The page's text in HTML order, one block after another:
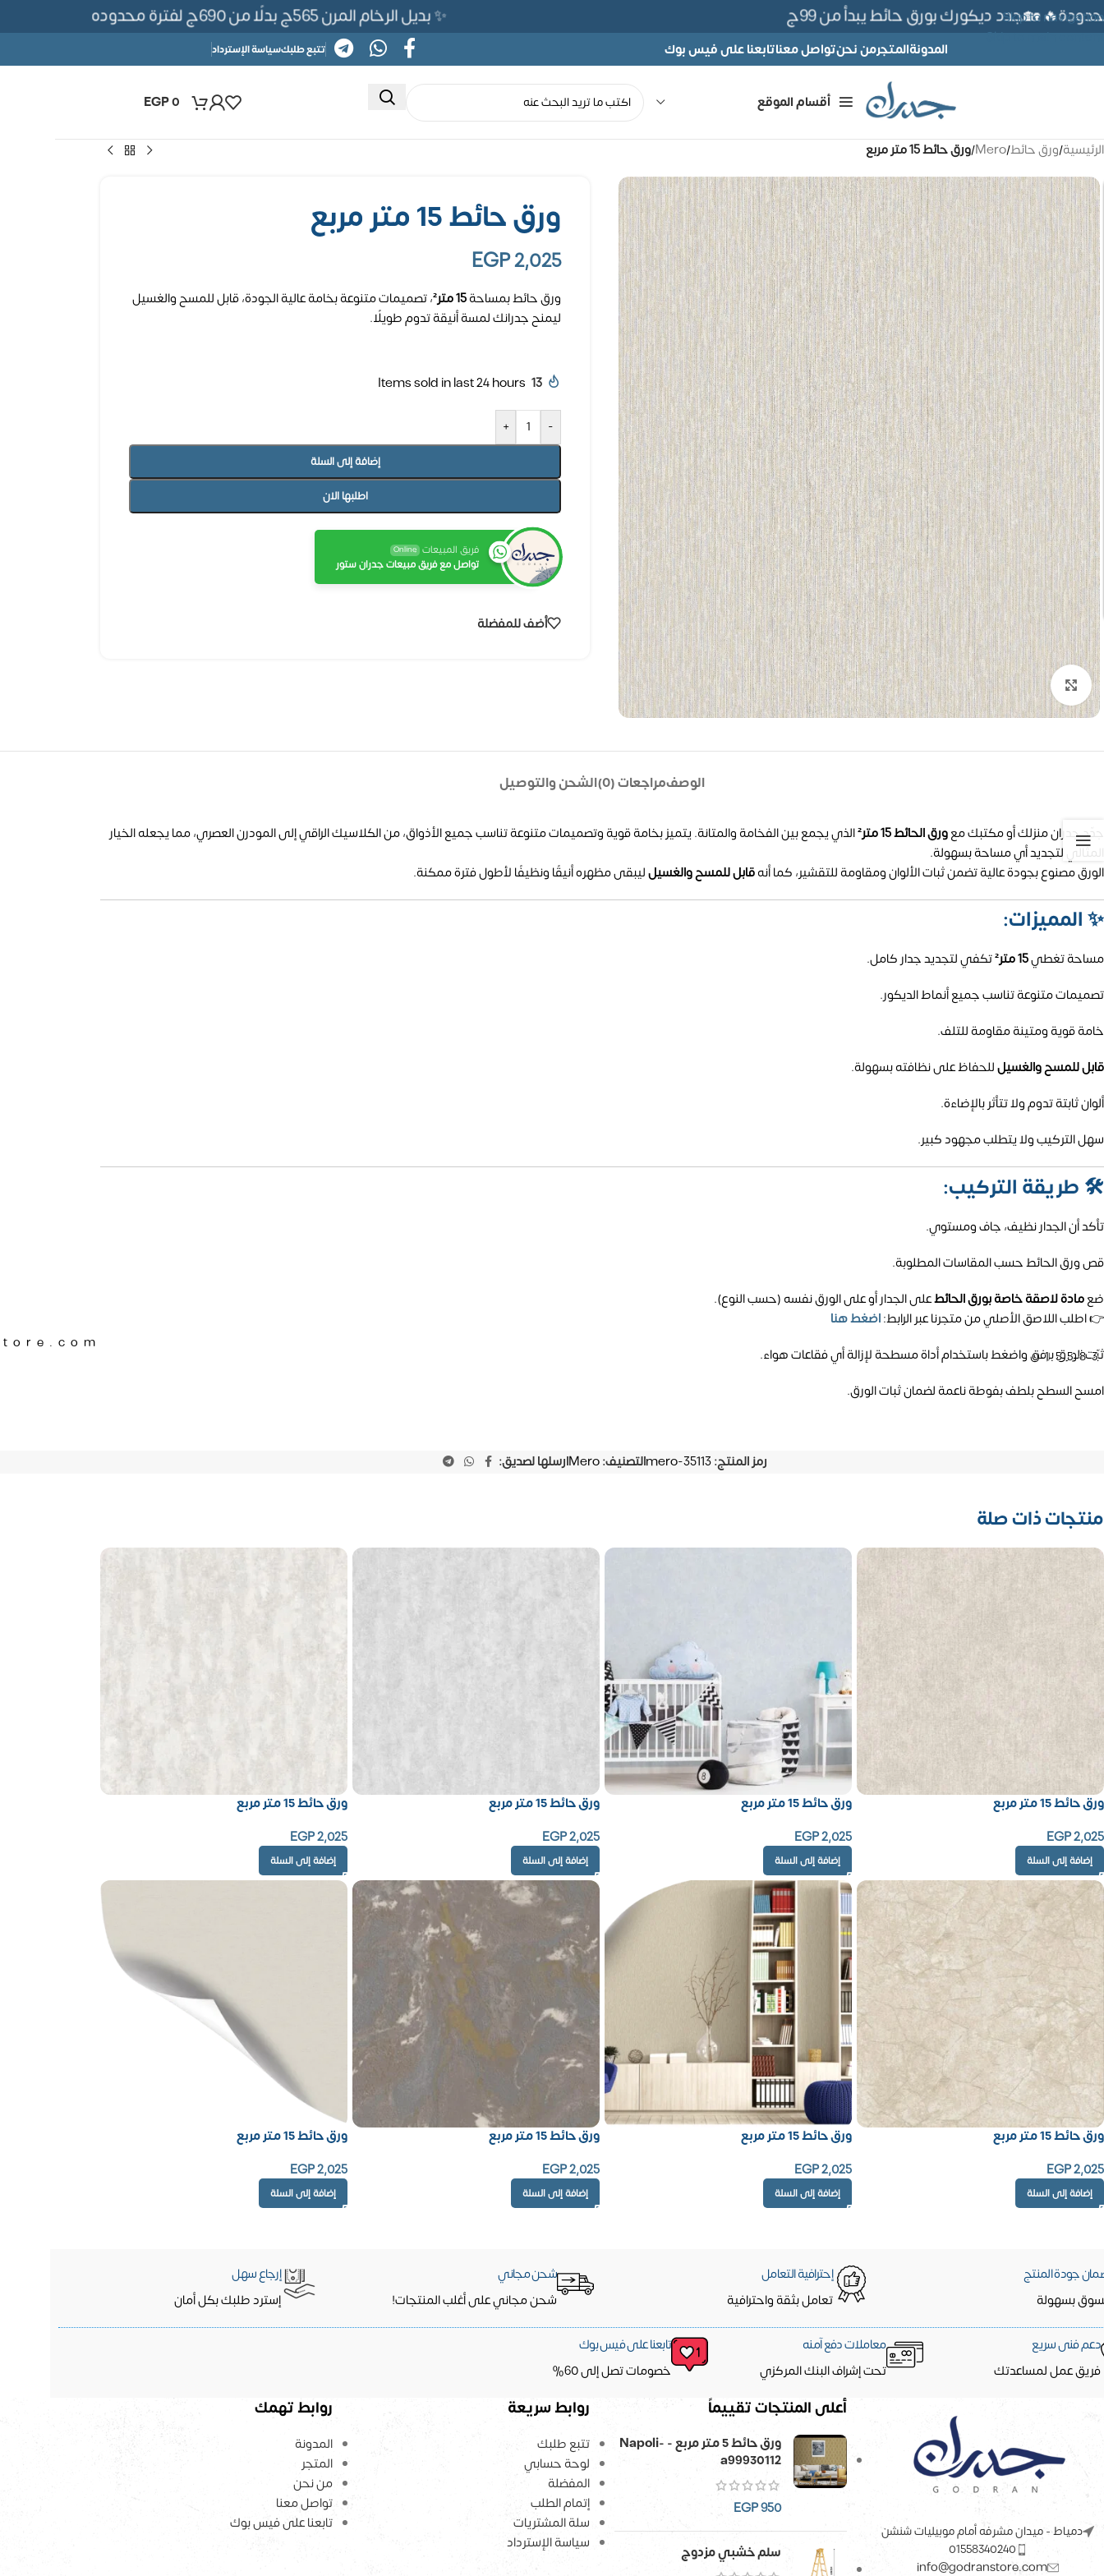
Skip to navigation
Skip to main content
✨ بديل الرخام المرن 565ج بدلًا من 690ج لفترة محدوده 🏡جدد ديكورك بورق حائط يبدأ من 99ج
المدونةالمتجرمن نحنتواصل معناتابعنا على فيس بوك تتبع طلبكسياسة الإسترداد
أقسام الموقع EGP0
الرئيسية/ورق حائط/
Mero
/ورق حائط 15 متر مربع
تكبير الصورة
ورق حائط 15 متر مربع
EGP2,025
ورق حائط بمساحة15 متر²
، تصميمات متنوعة بخامة عالية الجودة، قابل للمسح والغسيل
ليمنح جدرانك لمسة أنيقة تدوم طويلًا.
13
Items sold in last 24 hours
-
+
إضافة إلى السلة
اطلبها الان
فريق المبيعات Online
تواصل مع فريق مبيعات جدران ستور
أضف للمفضلة
الوصفمراجعات (0) الشحن والتوصيل
جدّد جدران منزلك أو مكتبك معورق الحائط 15 متر²
الذي يجمع بين الفخامة والمتانة. يتميز بخامة قوية وتصميمات متنوعة تناسب جميع الأذواق، من الكلاسيك الراقي إلى المودرن العصري، مما يجعله الخيار
المثالي لتجديد أي مساحة بسهولة.
الورق مصنوع بجودة عالية تضمن ثبات الألوان ومقاومة للتقشير، كما أنهقابل للمسح والغسيلليبقى مظهره أنيقًا ونظيفًا لأطول فترة ممكنة.
✨المميزات:
مساحة تغطي15 متر²
تكفي لتجديد جدار كامل.
تصميمات متنوعة تناسب جميع أنماط الديكور.
خامة قوية ومتينة مقاومة للتلف.
قابل للمسح والغسيلللحفاظ على نظافته بسهولة.
ألوان ثابتة تدوم ولا تتأثر بالإضاءة.
سهل التركيب ولا يتطلب مجهود كبير.
🛠️ طريقة التركيب:
تأكد أن الجدار نظيف، جاف ومستوي.
قص ورق الحائط حسب المقاسات المطلوبة.
ضعمادة لاصقة خاصة بورق الحائطعلى الجدار أو على الورق نفسه (حسب النوع).
👉 اطلب اللاصق الأصلي من متجرنا عبر الرابط:اضغط هنا
ثبّت الورق برفق واضغط باستخدام أداة مسطحة لإزالة أي فقاعات هواء.
امسح السطح بلطف بفوطة ناعمة لضمان ثبات الورق.
رمز المنتج:mero-35113التصنيف:Meroارسلها لصديق:
منتجات ذات صلة
ورق حائط 15 متر مربع
EGP2,025
إضافة إلى السلة
ورق حائط 15 متر مربع
EGP2,025
إضافة إلى السلة
ورق حائط 15 متر مربع
EGP2,025
إضافة إلى السلة
ورق حائط 15 متر مربع
EGP2,025
إضافة إلى السلة
ورق حائط 15 متر مربع
EGP2,025
إضافة إلى السلة
ورق حائط 15 متر مربع
EGP2,025
إضافة إلى السلة
ورق حائط 15 متر مربع
EGP2,025
إضافة إلى السلة
ورق حائط 15 متر مربع
EGP2,025
إضافة إلى السلة
جودة المنتج
بسهولة
إحترافية التعامل
تعامل بثقة واحترافية
شحن مجاني
شحن مجاني على أغلب المنتجات!
إرجاع سهل
إسترد طلبك بكل أمان
دعم فنى سريع
فريق عمل لمساعدتك
معاملات دفع آمنه
تحت إشراف البنك المركزي
تابعنا على فيس بوك
خصومات تصل إلى 60%
دمياط - ميدان مشرفه أمام موبيليات شنشن
01558340240
info@godranstore.com
أعلى المنتجات تقييماً
ورق حائط 5 متر مربع - Napoli-
a99930112
EGP950
سلم خشبي مزدوج
روابط سريعة
تتبع طلبك
لوحة حسابي
المفضلة
إتمام الطلب
سلة المشتريات
سياسة الإسترداد
روابط تهمك
المدونة
المتجر
من نحن
تواصل معنا
تابعنا على فيس بوك